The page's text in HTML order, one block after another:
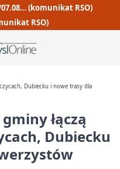
07.08… (komunikat RSO)
RSO)
Dubiecku i nowe trasy dla
łączą
Dubiecku